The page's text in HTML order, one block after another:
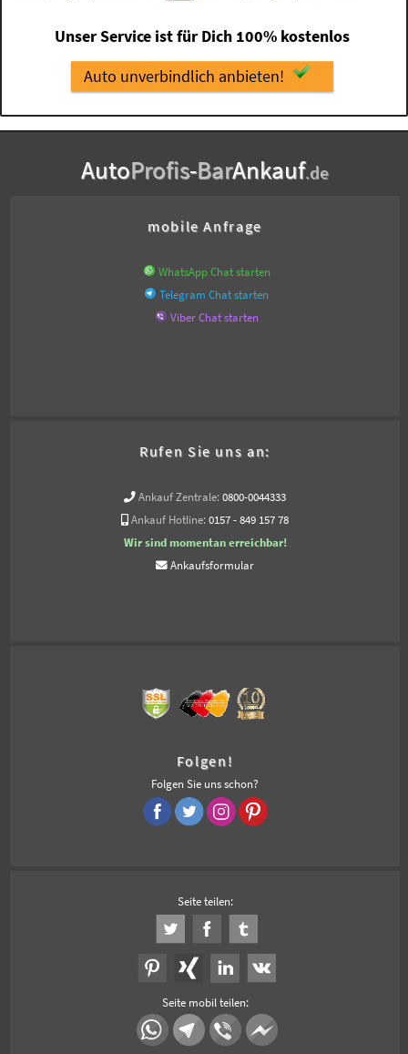
Unser Service ist für Dich 100% kostenlos
Auto unverbindlich anbieten!
AutoProfis-BarAnkauf.de
mobile Anfrage
WhatsApp Chat starten
Telegram Chat starten
Viber Chat starten
Rufen Sie uns an:
Ankauf Zentrale: 0800-0044333
Ankauf Hotline: 0157 - 849 157 78
Wir sind momentan erreichbar!
Ankaufsformular
Folgen!
Folgen Sie uns schon?
Seite teilen:
Seite mobil teilen: